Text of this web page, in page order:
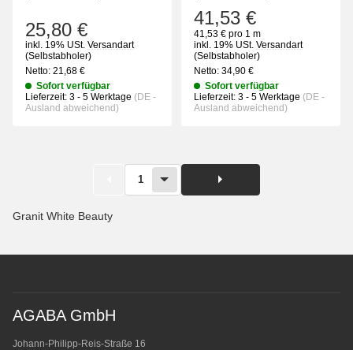
25,80 €
inkl. 19% USt. Versandart
(Selbstabholer)
Netto: 21,68 €
Sofort verfügbar
Lieferzeit: 3 - 5 Werktage (DE -
Ausland abweichend)
41,53 €
41,53 € pro 1 m
inkl. 19% USt. Versandart
(Selbstabholer)
Netto: 34,90 €
Sofort verfügbar
Lieferzeit: 3 - 5 Werktage (DE -
Ausland abweichend)
1
Granit White Beauty
AGABA GmbH
Johann-Philipp-Reis-Straße 16